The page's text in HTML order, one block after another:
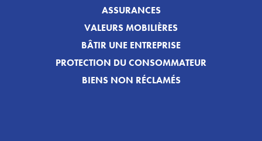
ASSURANCES
VALEURS MOBILIÈRES
BÂTIR UNE ENTREPRISE
PROTECTION DU CONSOMMATEUR
BIENS NON RÉCLAMÉS